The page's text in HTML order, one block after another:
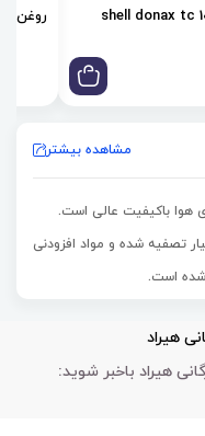
روغن shell donax td 85w
مشاهده بیشتر
تصفیه شده و مواد افزودنی
در برابر سایش، مقاومت
و کنترل کف دارد.
هیراد
هیراد باخبر شوید: